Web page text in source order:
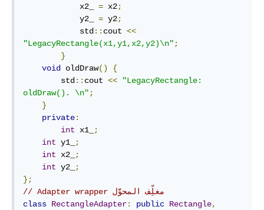
            x2_
= x2;
            y2_
= y2;
            std
:: cout <<
"LegacyRectangle(x1,y1,x2,y2)\n" ;
}
void
oldDraw()
{
        std
:: cout <<
"LegacyRectangle:
oldDraw(). \n" ;
}
private:
int x1_
;
int y1_
;
int x2_
;
int y2_
;
};
// Adapter wrapper مغلِّف المحوَّل
class RectangleAdapter: public Rectangle,